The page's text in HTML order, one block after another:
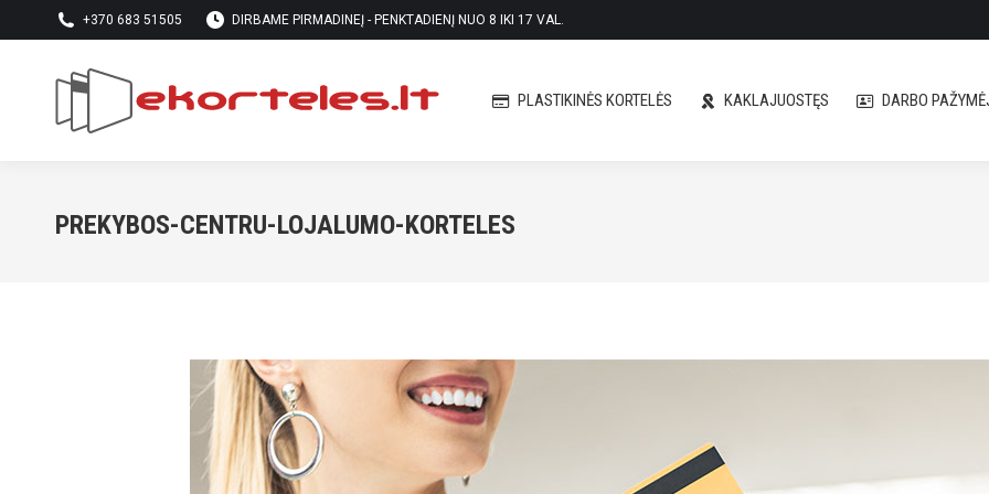
+370 683 51505 DIRBAME PIRMADINEĮ - PENKTADIENĮ NUO 8 IKI 17 VAL.
PLASTIKINĖS KORTELĖS KAKLAJUOSTĘS DARBO
PREKYBOS-CENTRU-LOJALUMO-KORTELES
PLASTIKINĖS KORTELĖS KAKLAJUOSTĘS DARBO